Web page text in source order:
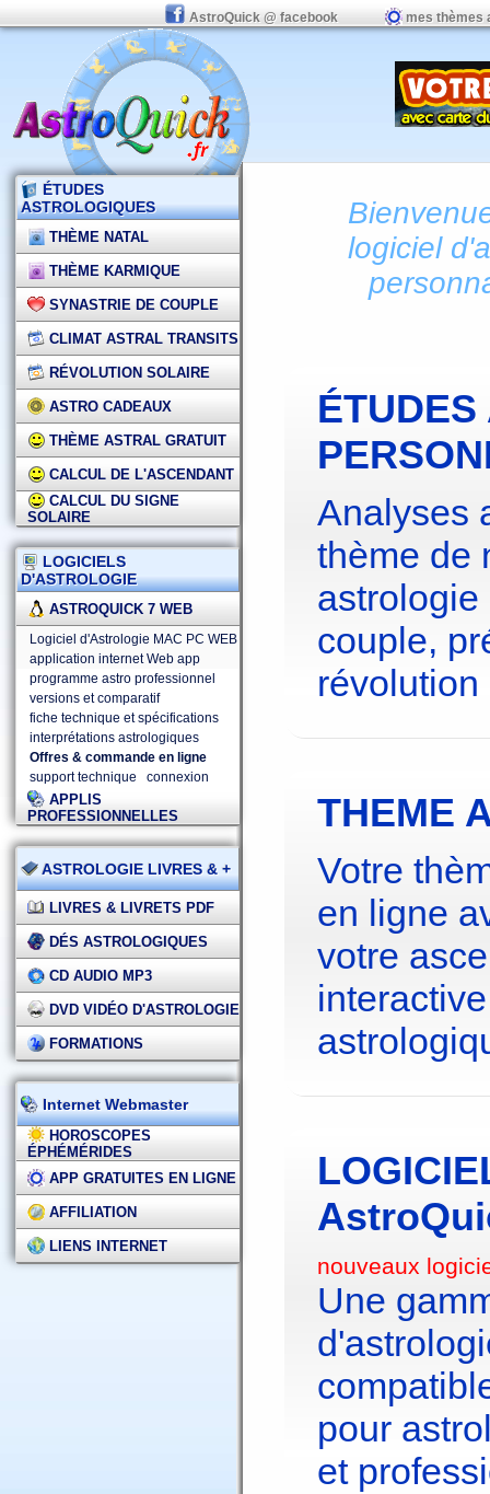
AstroQuick @ facebook mes thèmes
ÉTUDES
ASTROLOGIQUES
THÈME NATAL
THÈME KARMIQUE
SYNASTRIE DE COUPLE
CLIMAT ASTRAL TRANSITS
RÉVOLUTION SOLAIRE
ASTRO CADEAUX
THÈME ASTRAL GRATUIT
CALCUL DE L'ASCENDANT
CALCUL DU SIGNE
SOLAIRE
LOGICIELS
D'ASTROLOGIE
ASTROQUICK 7 WEB
Logiciel d'Astrologie MAC PC WEB
application internet Web app
programme astro professionnel
versions et comparatif
fiche technique et spécifications
interprétations astrologiques
Offres & commande en ligne
support technique
connexion
APPLIS
PROFESSIONNELLES
ASTROLOGIE LIVRES & +
LIVRES & LIVRETS PDF
DÉS ASTROLOGIQUES
CD AUDIO MP3
DVD VIDÉO D'ASTROLOGIE
FORMATIONS
Internet Webmaster
HOROSCOPES
ÉPHÉMÉRIDES
APP GRATUITES EN LIGNE
AFFILIATION
LIENS INTERNET
logiciel
Analyses
thème de
couple,
THEME
Votre
en ligne
votre
nouveaux
Une
pour
et